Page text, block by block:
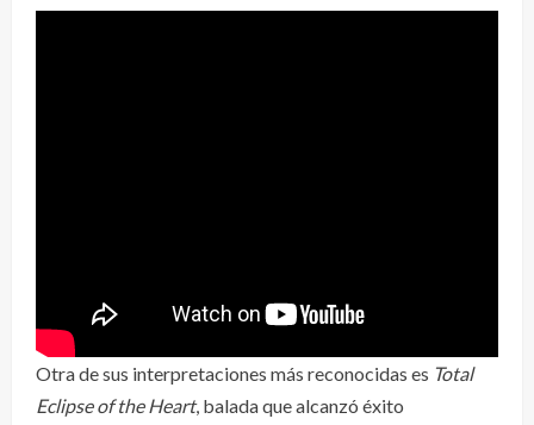
Otra de sus interpretaciones más reconocidas es Total
Eclipse of the Heart, balada que alcanzó éxito